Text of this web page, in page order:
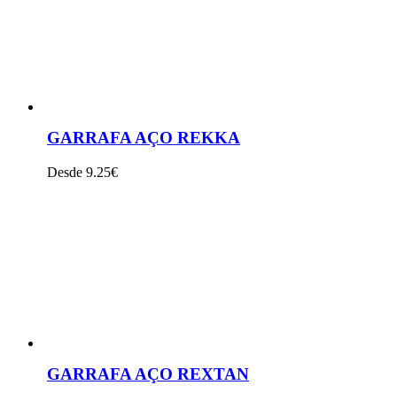
GARRAFA AÇO REKKA
Desde 9.25€
GARRAFA AÇO REXTAN